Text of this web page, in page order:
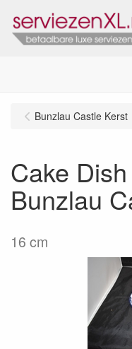
Bunzlau Castle Kerst
Cake
Bunzlau
16 cm